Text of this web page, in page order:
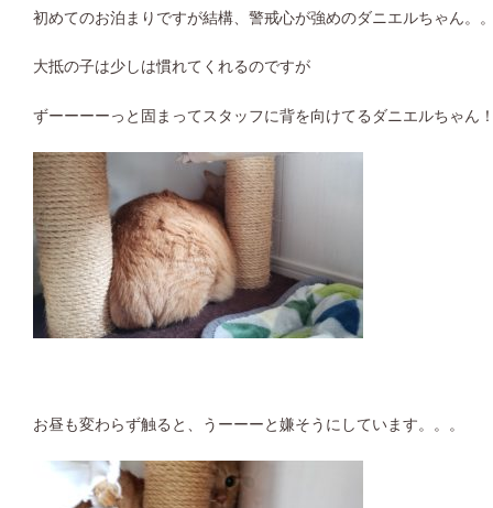
初めてのお泊まりですが結構、警戒心が強めのダニエルちゃん。
大抵の子は少しは慣れてくれるのですが
ずーーーーっと固まってスタッフに背を向けてるダニエルちゃん
お昼も変わらず触ると、うーーーと嫌そうにしています。。。